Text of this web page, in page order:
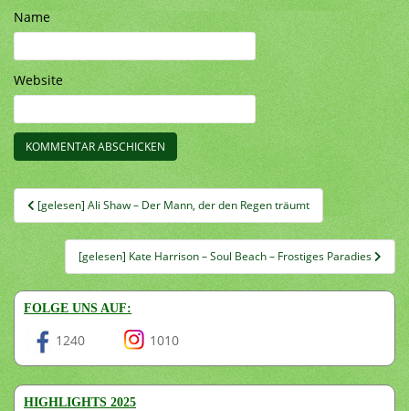
Name
Website
Beitragsnavigation
[gelesen] Ali Shaw – Der Mann, der den Regen träumt
[gelesen] Kate Harrison – Soul Beach – Frostiges Paradies
FOLGE UNS AUF:
1240 1010
HIGHLIGHTS 2025